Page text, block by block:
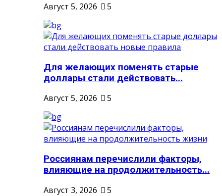
Август 5, 2026
5
Для желающих поменять старые
доллары стали действовать...
Август 5, 2026
5
Россиянам перечислили факторы,
влияющие на продолжительность...
Август 3, 2026
5